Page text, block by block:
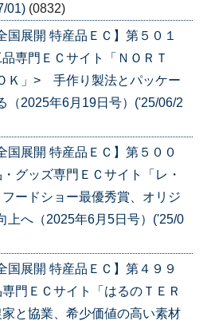
01) (0832)
国展開 特産品ＥＣ】第５０１
専門ＥＣサイト「ＮＯＲＴ
」> 手作り製法とパッケー
（2025年6月19日号）('25/06/2
国展開 特産品ＥＣ】第５００
グッズ専門ＥＣサイト「レ・
ードショー最優秀賞、オリジ
上へ（2025年6月5日号）('25/0
国展開 特産品ＥＣ】第４９９
門ＥＣサイト「はるのＴＥＲ
と協業、希少価値の高い素材